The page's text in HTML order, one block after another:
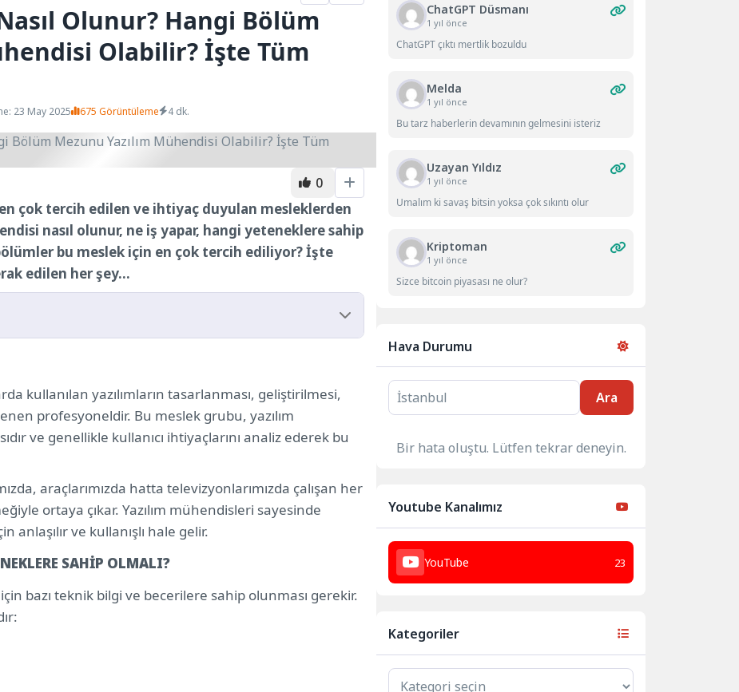
Olunur? Hangi Bölüm
Olabilir? İşte Tüm
23 May 2025 675 Görüntüleme 4 dk.
0
çok tercih edilen ve ihtiyaç duyulan mesleklerden
nasıl olunur, ne iş yapar, hangi yeteneklere sahip
bu meslek için en çok tercih ediliyor? İşte
edilen her şey…
MEZUN OLUR?
MEZUN OLUR?
ÇALIŞIR?
GÖREV YAPAR?
kullanılan yazılımların tasarlanması, geliştirilmesi,
profesyoneldir. Bu meslek grubu, yazılım
ve genellikle kullanıcı ihtiyaçlarını analiz ederek bu
araçlarımızda hatta televizyonlarımızda çalışan her
ortaya çıkar. Yazılım mühendisleri sayesinde
anlaşılır ve kullanışlı hale gelir.
SAHİP OLMALI?
bazı teknik bilgi ve becerilere sahip olunması gerekir.
ChatGPT Düsmanı
1 yıl önce
ChatGPT çıktı mertlik bozuldu
Melda
1 yıl önce
Bu tarz haberlerin devamının gelmesini isteriz
Uzayan Yıldız
1 yıl önce
Umalım ki savaş bitsin yoksa çok sıkıntı olur
Kriptoman
1 yıl önce
Sizce bitcoin piyasası ne olur?
Hava Durumu
Ara
Bir hata oluştu. Lütfen tekrar deneyin.
Youtube Kanalımız
YouTube 23
Kategoriler